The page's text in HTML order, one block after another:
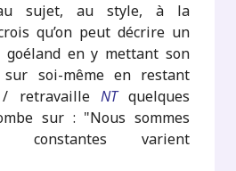
sujet, au style, à la
qu’on peut décrire un
en y mettant son
soi-même en restant
retravaille NTquelques
sur : "Nous sommes
constantes varient